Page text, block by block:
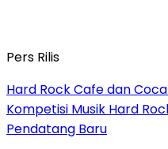
Pers Rilis
Hard Rock Cafe dan
Kompetisi Musik Hard
Pendatang Baru